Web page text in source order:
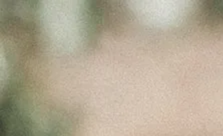
PRODUCT